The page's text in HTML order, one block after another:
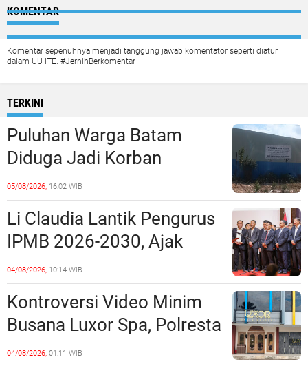
KOMENTAR
Komentar sepenuhnya menjadi tanggung jawab komentator seperti diatur
dalam UU ITE. #JernihBerkomentar
TERKINI
Puluhan Warga Batam
Diduga Jadi Korban
Penipuan Kavling Hingga
Miliaran Rupiah, Laporan ke
Polda Kepri Jalan di
Tempat?
05/08/2026, 16:02 WIB
Li Claudia Lantik Pengurus
IPMB 2026-2030, Ajak
Perkuat Kerukunan dan
Sinergi dengan Pemko
Batam
04/08/2026, 10:14 WIB
Kontroversi Video Minim
Busana Luxor Spa, Polresta
Barelang Usut Tuntas
04/08/2026, 01:11 WIB